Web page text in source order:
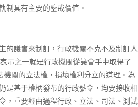
制具有主要的鑒戒價值。
的議會來制訂，行政機關不克不及制訂人
示之一就是行政機關從議會手中取得了
機關的立法權，損壞權利分立的道理。為
是基于權柄發布的行政號令，均要接收相
，重要經由過程行政、立法、司法、測試